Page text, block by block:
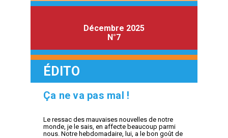
Décembre 2025
N°7
ÉDITO
Ça ne va pas mal !
Le ressac des mauvaises nouvelles de notre
monde, je le sais, en affecte beaucoup parmi
nous. Notre hebdomadaire, lui, a le bon goût de